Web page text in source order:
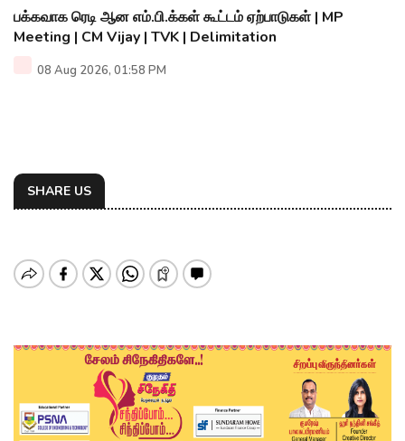
பக்கவாக ரெடி ஆன எம்.பி.க்கள் கூட்டம் ஏற்பாடுகள் | MP
Meeting | CM Vijay | TVK | Delimitation
08 Aug 2026, 01:58 PM
SHARE US